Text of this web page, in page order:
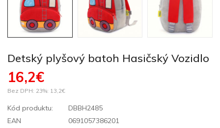
Detský plyšový batoh Hasičský Vozidlo
16,2€
Bez DPH: 23%: 13,2€
Kód produktu:
DBBH2485
EAN
0691057386201